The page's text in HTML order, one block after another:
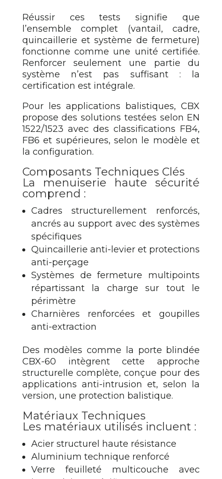
Réussir ces tests signifie que
l’ensemble complet (vantail, cadre,
quincaillerie et système de fermeture)
fonctionne comme une unité certifiée.
Renforcer seulement une partie du
système n’est pas suffisant : la
certification est intégrale.
Pour les applications balistiques, CBX
propose des solutions testées selon EN
1522/1523 avec des classifications FB4,
FB6 et supérieures, selon le modèle et
la configuration.
Composants Techniques Clés
La menuiserie haute sécurité
comprend :
Cadres structurellement renforcés,
ancrés au support avec des systèmes
spécifiques
Quincaillerie anti-levier et protections
anti-perçage
Systèmes de fermeture multipoints
répartissant la charge sur tout le
périmètre
Charnières renforcées et goupilles
anti-extraction
Des modèles comme la porte blindée
CBX-60 intègrent cette approche
structurelle complète, conçue pour des
applications anti-intrusion et, selon la
version, une protection balistique.
Matériaux Techniques
Les matériaux utilisés incluent :
Acier structurel haute résistance
Aluminium technique renforcé
Verre feuilleté multicouche avec